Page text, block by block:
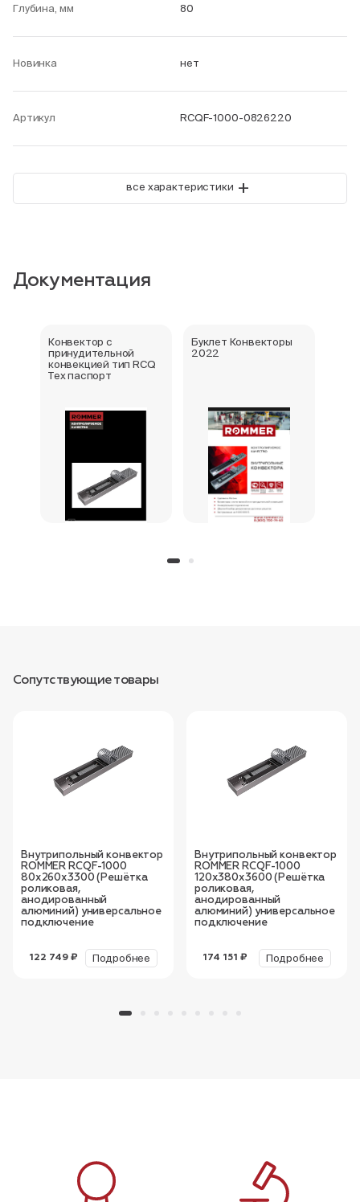
Глубина, мм 80
Новинка нет
Артикул RCQF-1000-0826220
все характеристики +
Документация
Конвектор с
принудительной
конвекцией тип RCQ
Тех паспорт
Буклет Конвекторы
2022
Сопутствующие товары
Внутрипольный конвектор
ROMMER RCQF-1000
80х260х3300 (Решётка
роликовая,
анодированный
алюминий) универсальное
подключение
122 749 ₽ Подробнее
Внутрипольный конвектор
ROMMER RCQF-1000
120х380х3600 (Решётка
роликовая,
анодированный
алюминий) универсальное
подключение
174 151 ₽ Подробнее